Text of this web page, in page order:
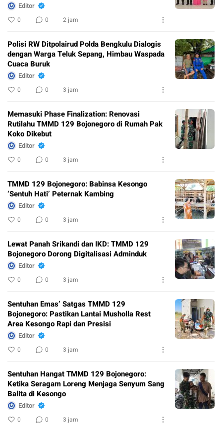
Editor
0 0 2 jam
Polisi RW Ditpolairud Polda Bengkulu Dialogis
dengan Warga Teluk Sepang, Himbau Waspada
Cuaca Buruk
Editor
0 0 3 jam
Memasuki Phase Finalization: Renovasi
Rutilahu TMMD 129 Bojonegoro di Rumah Pak
Koko Dikebut
Editor
0 0 3 jam
TMMD 129 Bojonegoro: Babinsa Kesongo
‘Sentuh Hati’ Peternak Kambing
Editor
0 0 3 jam
Lewat Panah Srikandi dan IKD: TMMD 129
Bojonegoro Dorong Digitalisasi Adminduk
Editor
0 0 3 jam
Sentuhan Emas’ Satgas TMMD 129
Bojonegoro: Pastikan Lantai Musholla Rest
Area Kesongo Rapi dan Presisi
Editor
0 0 3 jam
Sentuhan Hangat TMMD 129 Bojonegoro:
Ketika Seragam Loreng Menjaga Senyum Sang
Balita di Kesongo
Editor
0 0 3 jam